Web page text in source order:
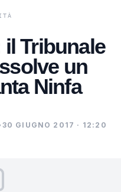
Tribunale
un
Ninfa
30 GIUGNO 2017 · 12:20